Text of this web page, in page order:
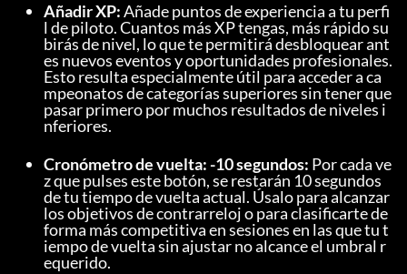
Añadir XP: Añade puntos de experiencia a tu perfi
l de piloto. Cuantos más XP tengas, más rápido su
birás de nivel, lo que te permitirá desbloquear ant
es nuevos eventos y oportunidades profesionales.
Esto resulta especialmente útil para acceder a ca
mpeonatos de categorías superiores sin tener que
pasar primero por muchos resultados de niveles i
nferiores.
Cronómetro de vuelta: -10 segundos: Por cada ve
z que pulses este botón, se restarán 10 segundos
de tu tiempo de vuelta actual. Úsalo para alcanzar
los objetivos de contrarreloj o para clasificarte de
forma más competitiva en sesiones en las que tu t
iempo de vuelta sin ajustar no alcance el umbral r
equerido.